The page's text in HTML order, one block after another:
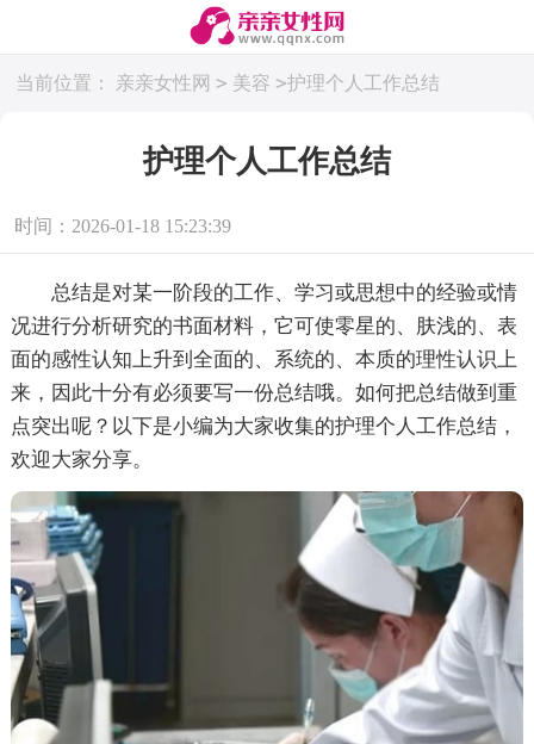
当前位置： 亲亲女性网 > 美容 >护理个人工作总结
护理个人工作总结
时间：2026-01-18 15:23:39
总结是对某一阶段的工作、学习或思想中的经验或情
况进行分析研究的书面材料，它可使零星的、肤浅的、表
面的感性认知上升到全面的、系统的、本质的理性认识上
来，因此十分有必须要写一份总结哦。如何把总结做到重
点突出呢？以下是小编为大家收集的护理个人工作总结，
欢迎大家分享。